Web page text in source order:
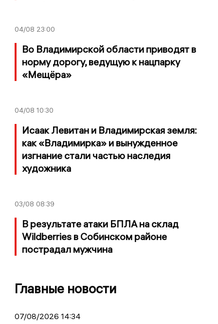
04/08 23:00
Во Владимирской области приводят в
норму дорогу, ведущую к нацпарку
«Мещёра»
04/08 10:30
Исаак Левитан и Владимирская земля:
как «Владимирка» и вынужденное
изгнание стали частью наследия
художника
03/08 08:39
В результате атаки БПЛА на склад
Wildberries в Собинском районе
пострадал мужчина
Главные новости
07/08/2026 14:34